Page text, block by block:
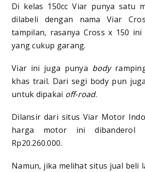
Di kelas 150cc Viar punya satu
dilabeli dengan nama Viar
tampilan, rasanya Cross x 150
yang cukup garang.
Viar ini juga punya body
khas trail. Dari segi body pun
untuk dipakai off-road.
Dilansir dari situs Viar Motor
harga motor ini dibanderol
Rp20.260.000.
Namun, jika melihat situs jual beli